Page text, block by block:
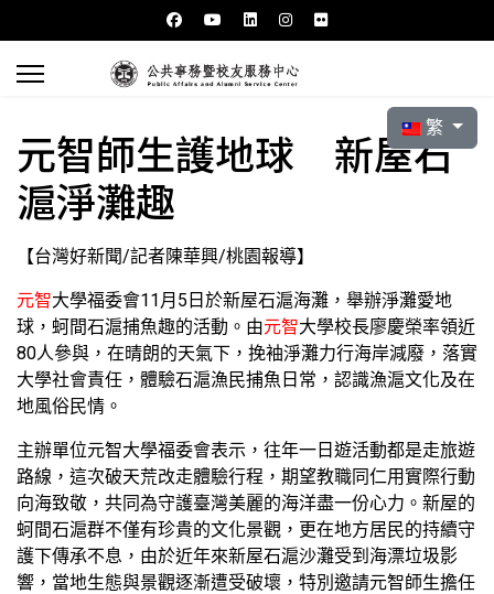
選擇你的語言
繁
元智師生護地球 新屋石
滬淨灘趣
【台灣好新聞/記者陳華興/桃園報導】
元智大學福委會11月5日於新屋石滬海灘，舉辦淨灘愛地
球，蚵間石滬捕魚趣的活動。由元智大學校長廖慶榮率領近
80人參與，在晴朗的天氣下，挽袖淨灘力行海岸減廢，落實
大學社會責任，體驗石滬漁民捕魚日常，認識漁滬文化及在
地風俗民情。
主辦單位元智大學福委會表示，往年一日遊活動都是走旅遊
路線，這次破天荒改走體驗行程，期望教職同仁用實際行動
向海致敬，共同為守護臺灣美麗的海洋盡一份心力。新屋的
蚵間石滬群不僅有珍貴的文化景觀，更在地方居民的持續守
護下傳承不息，由於近年來新屋石滬沙灘受到海漂垃圾影
響，當地生態與景觀逐漸遭受破壞，特別邀請元智師生擔任